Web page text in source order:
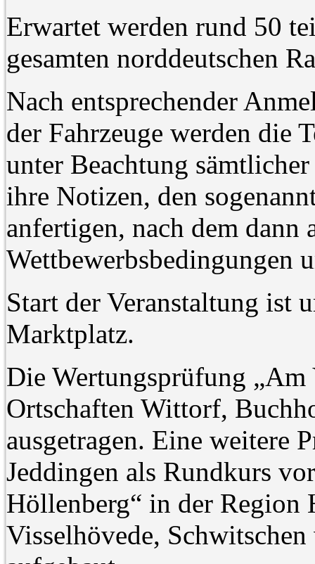
Erwartet werden rund 50
gesamten norddeutschen
Nach entsprechender
der Fahrzeuge werden die
unter Beachtung
ihre Notizen, den
anfertigen, nach dem dann
Wettbewerbsbedingungen
Start der Veranstaltung ist
Marktplatz.
Die Wertungsprüfung
Ortschaften Wittorf,
ausgetragen. Eine weitere
Jeddingen als Rundkurs
Höllenberg“ in der
Visselhövede,